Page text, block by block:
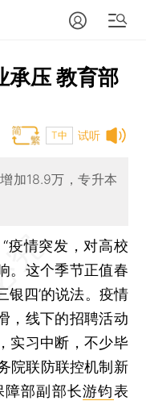
承压 教育部
试听
T中
加18.9万，专升本
“疫情突发，对高校
。这个季节正值春
银四’的说法。疫情
，线下的招聘活动
实习中断，不少毕
院联防联控机制新
障部副部长游钧表